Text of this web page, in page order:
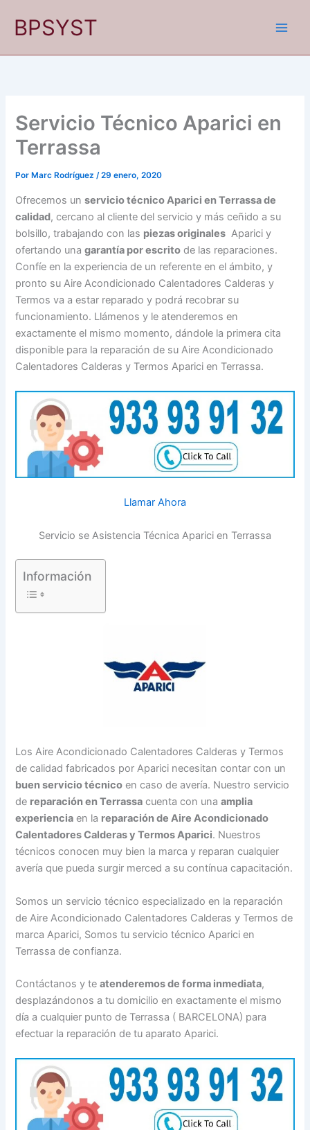
BPSYST
Servicio Técnico Aparici en
Terrassa
Por Marc Rodríguez/29 enero, 2020
Ofrecemos unservicio técnico Aparici en Terrassa de
calidad, cercano al cliente del servicio y más ceñido a su
bolsillo, trabajando con las piezas originales Aparici y
ofertando unagarantía por escrito de las reparaciones.
Confíe en la experiencia de un referente en el ámbito, y
pronto su Aire Acondicionado Calentadores Calderas y
Termos va a estar reparado y podrá recobrar su
funcionamiento. Llámenos y le atenderemos en
exactamente el mismo momento, dándole la primera cita
disponible para la reparación de su Aire Acondicionado
Calentadores Calderas y Termos Aparici en Terrassa.
Llamar Ahora
Servicio se Asistencia Técnica Aparici en Terrassa
Información
Los Aire Acondicionado Calentadores Calderas y Termos
de calidad fabricados por Aparici necesitan contar con un
buen servicio técnico en caso de avería. Nuestro servicio
de reparación en Terrassa cuenta con unaamplia
experiencia en la reparación de Aire Acondicionado
Calentadores Calderas y Termos Aparici. Nuestros
técnicos conocen muy bien la marca y reparan cualquier
avería que pueda surgir merced a su contínua capacitación.
Somos un servicio técnico especializado en la reparación
de Aire Acondicionado Calentadores Calderas y Termos de
marca Aparici, Somos tu servicio técnico Aparici en
Terrassa de confianza.
Contáctanos y teatenderemos de forma inmediata,
desplazándonos a tu domicilio en exactamente el mismo
día a cualquier punto de Terrassa ( BARCELONA) para
efectuar la reparación de tu aparato Aparici.